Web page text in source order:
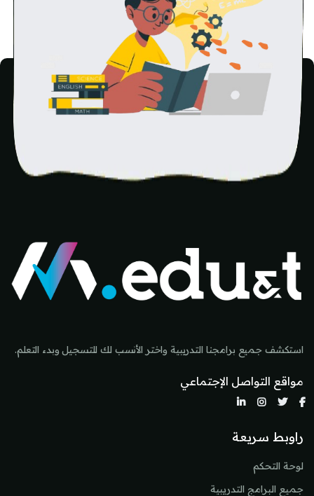
استكشف جميع برامجنا التدريبية واختر الأنسب لك للتسجيل وبدء التعلم.
مواقع التواصل الإجتماعي
راوبط سريعة
لوحة التحكم
جميع البرامج التدريبية